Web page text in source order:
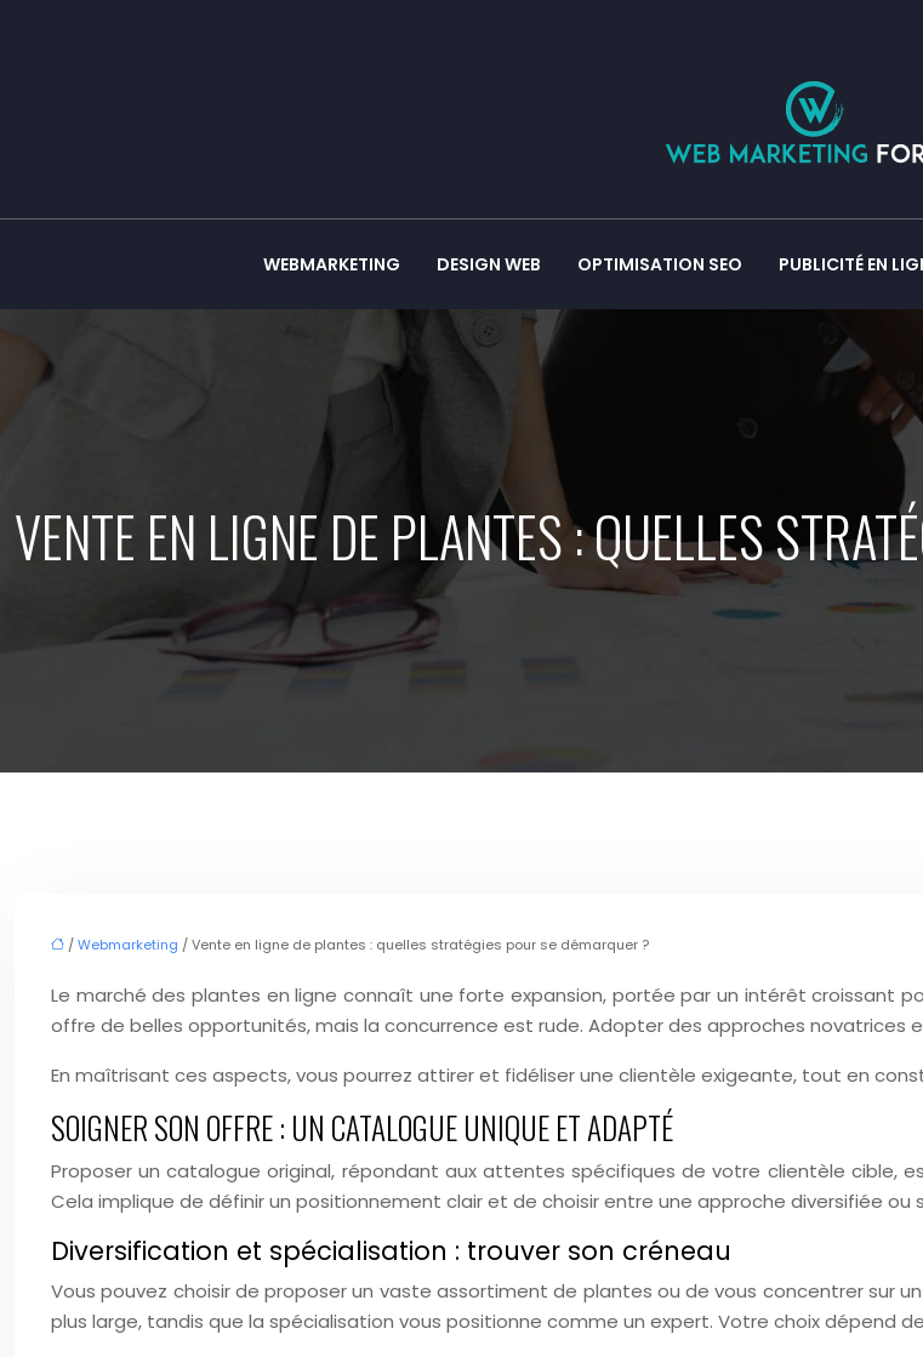
WEBMARKETING DESIGN WEB OPTIMISATION SEO PUBLICITÉ EN
VENTE EN LIGNE DE PLANTES : QUELLES
/Webmarketing / Vente en ligne de plantes : quelles stratégies pour se démarquer ?
Le marché des plantes en ligne connaît une forte expansion, portée par un intérêt croissant
offre de belles opportunités, mais la concurrence est rude. Adopter des approches novatrices
En maîtrisant ces aspects, vous pourrez attirer et fidéliser une clientèle exigeante, tout en
SOIGNER SON OFFRE : UN CATALOGUE UNIQUE ET ADAPTÉ
Proposer un catalogue original, répondant aux attentes spécifiques de votre clientèle cible,
Cela implique de définir un positionnement clair et de choisir entre une approche diversifiée
Diversification et spécialisation : trouver son créneau
Vous pouvez choisir de proposer un vaste assortiment de plantes ou de vous concentrer sur
plus large, tandis que la spécialisation vous positionne comme un expert. Votre choix dépend